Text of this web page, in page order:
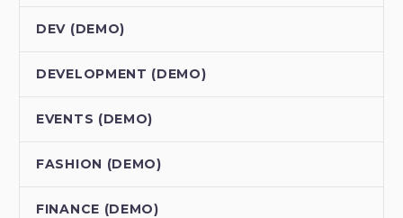
DEV (DEMO)
DEVELOPMENT (DEMO)
EVENTS (DEMO)
FASHION (DEMO)
FINANCE (DEMO)